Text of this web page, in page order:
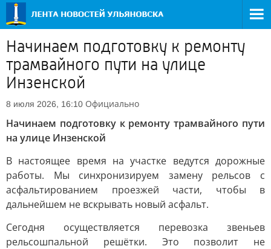
Начинаем подготовку к ремонту
трамвайного пути на улице
Инзенской
8 июля 2026, 16:10 Официально
Начинаем подготовку к ремонту трамвайного пути
на улице Инзенской
В настоящее время на участке ведутся дорожные
работы. Мы синхронизируем замену рельсов с
асфальтированием проезжей части, чтобы в
дальнейшем не вскрывать новый асфальт.
Сегодня осуществляется перевозка звеньев
рельсошпальной решётки. Это позволит не